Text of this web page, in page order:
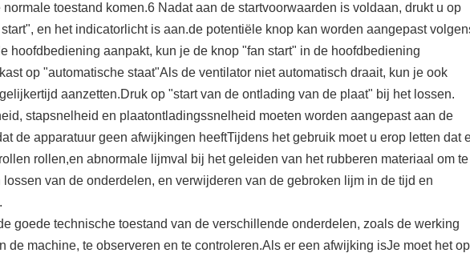
toestand komen.6 Nadat aan de startvoorwaarden is voldaan, drukt u op
en het indicatorlicht is aan.de potentiële knop kan worden aangepast
hoofdbediening aanpakt, kun je de knop "fan start" in de hoofdbediening
op "automatische staat"Als de ventilator niet automatisch draait, kun je ook
aanzetten.Druk op "start van de ontlading van de plaat" bij het lossen.
stapsnelheid en plaatontladingssnelheid moeten worden aangepast aan de
de apparatuur geen afwijkingen heeftTijdens het gebruik moet u erop letten dat
rollen,en abnormale lijmval bij het geleiden van het rubberen materiaal om te
van de onderdelen, en verwijderen van de gebroken lijm in de tijd en
goede technische toestand van de verschillende onderdelen, zoals de werking
de machine, te observeren en te controleren.Als er een afwijking isJe moet het op